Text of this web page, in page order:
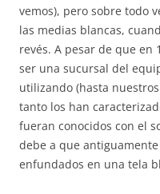
vemos), pero sobre todo
las medias blancas,
revés. A pesar de que en
ser una sucursal del
utilizando (hasta
tanto los han
fueran conocidos con el
debe a que
enfundados en una tela